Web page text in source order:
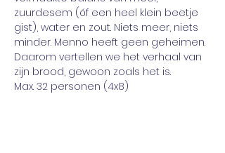
zuurdesem (óf een heel klein beetje
gist), water en zout. Niets meer, niets
minder. Menno heeft geen geheimen.
Daarom vertellen we het verhaal van
zijn brood, gewoon zoals het is.
Max. 32 personen (4x8)